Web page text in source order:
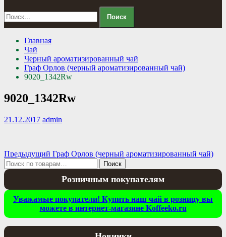
Найти:
Главная
Чай
Черный ароматизированный чай
Граф Орлов (черный ароматизированный чай)
9020_1342Rw
9020_1342Rw
21.12.2017 admin
Навигация
по
записям
Предыдущий Предыдущая
запись:
Граф Орлов (черный ароматизированный чай)
Искать:
Поиск
Розничным покупателям
Уважамые покупатели! Купить наш чай в розницу вы
можете в интернет-магазине Koffeeko.ru